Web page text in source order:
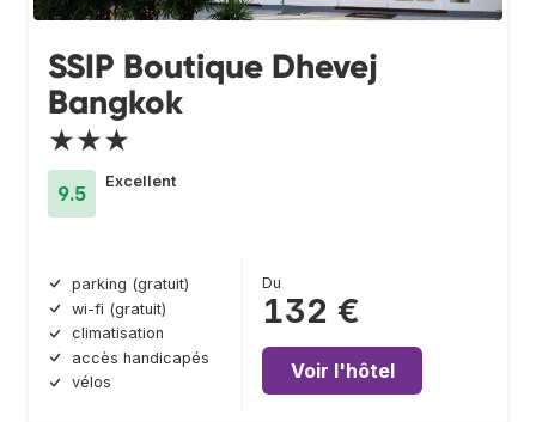
SSIP Boutique Dhevej
Bangkok
★★★
9.5
Excellent
parking (gratuit)
wi-fi (gratuit)
climatisation
accès handicapés
vélos
Du
132 €
Voir l'hôtel